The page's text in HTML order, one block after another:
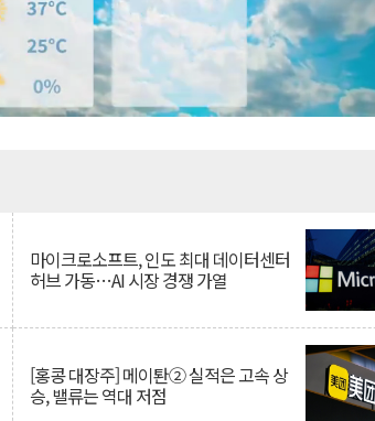
마이크로소프트, 인도 최대 데이터센터
허브 가동…AI 시장 경쟁 가열
[홍콩 대장주] 메이퇀② 실적은 고속 상
승, 밸류는 역대 저점